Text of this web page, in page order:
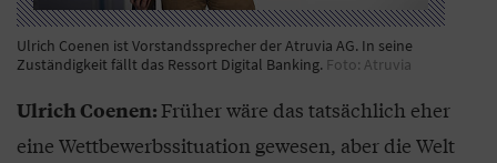
Ulrich Coenen ist Vorstandssprecher der Atruvia AG. In seine
Zuständigkeit fällt das Ressort Digital Banking. Foto: Atruvia
Ulrich Coenen:Früher wäre das tatsächlich eher
eine Wettbewerbssituation gewesen, aber die Welt